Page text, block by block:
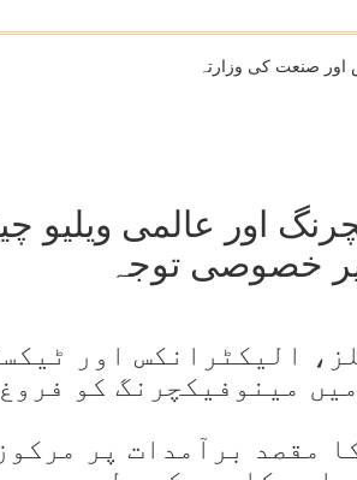
صنعت کی وزارتہ
مینوفیکچرنگ اور عالمی
خصوصی توجہ
الیکٹرانکس اور
مینوفیکچرنگ کو
مقصد برآمدات پر